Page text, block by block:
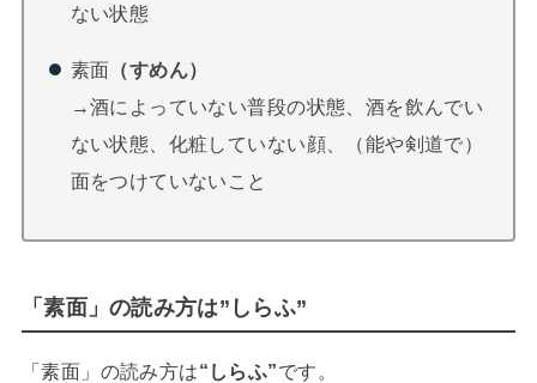
ない状態
素面 （すめん）
→酒によっていない普段の状態、酒を飲んでい
ない状態、化粧していない顔、（能や剣道で）
面をつけていないこと
「素面」の読み方は”しらふ”
「素面」の読み方は“しらふ”です。